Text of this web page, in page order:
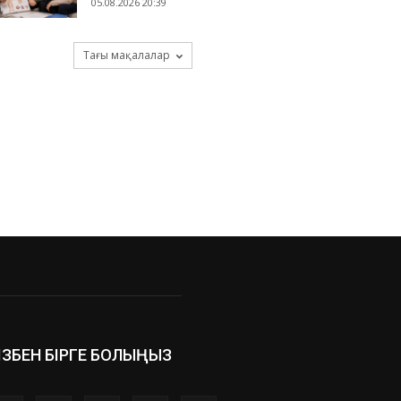
Тағы мақалалар
БІРГЕ БОЛЫҢЫЗ